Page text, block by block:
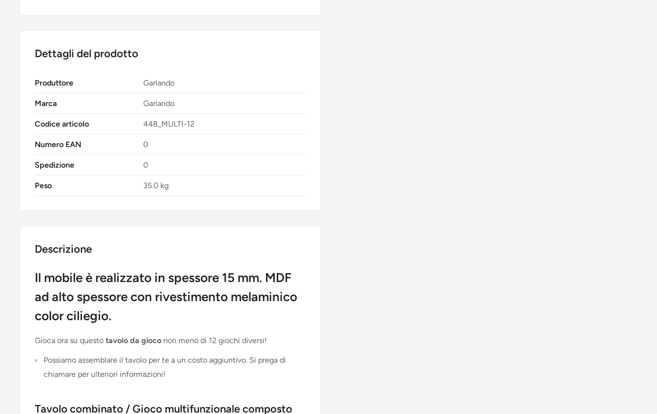
Dettagli del prodotto
Produttore Garlando
Marca Garlando
Codice articolo 448_MULTI-12
Numero EAN 0
Spedizione 0
Peso 35.0 kg
Descrizione
Il mobile è realizzato in spessore 15 mm. MDF
ad alto spessore con rivestimento melaminico
color ciliegio.
Gioca ora su questo tavolo da gioco non meno di 12 giochi diversi!
Possiamo assemblare il tavolo per te a un costo aggiuntivo. Si prega di
chiamare per ulteriori informazioni!
Tavolo combinato / Gioco multifunzionale composto